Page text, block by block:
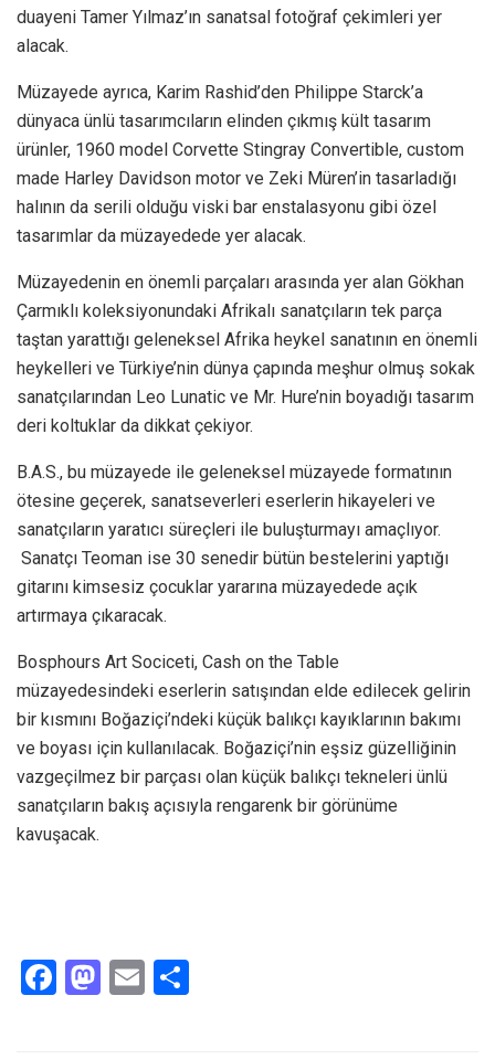
duayeni Tamer Yılmaz’ın sanatsal fotoğraf çekimleri yer
alacak.
Müzayede ayrıca, Karim Rashid’den Philippe Starck’a
dünyaca ünlü tasarımcıların elinden çıkmış kült tasarım
ürünler, 1960 model Corvette Stingray Convertible, custom
made Harley Davidson motor ve Zeki Müren’in tasarladığı
halının da serili olduğu viski bar enstalasyonu gibi özel
tasarımlar da müzayedede yer alacak.
Müzayedenin en önemli parçaları arasında yer alan Gökhan
Çarmıklı koleksiyonundaki Afrikalı sanatçıların tek parça
taştan yarattığı geleneksel Afrika heykel sanatının en önemli
heykelleri ve Türkiye’nin dünya çapında meşhur olmuş sokak
sanatçılarından Leo Lunatic ve Mr. Hure’nin boyadığı tasarım
deri koltuklar da dikkat çekiyor.
B.A.S., bu müzayede ile geleneksel müzayede formatının
ötesine geçerek, sanatseverleri eserlerin hikayeleri ve
sanatçıların yaratıcı süreçleri ile buluşturmayı amaçlıyor.
Sanatçı Teoman ise 30 senedir bütün bestelerini yaptığı
gitarını kimsesiz çocuklar yararına müzayedede açık
artırmaya çıkaracak.
Bosphours Art Sociceti, Cash on the Table
müzayedesindeki eserlerin satışından elde edilecek gelirin
bir kısmını Boğaziçi’ndeki küçük balıkçı kayıklarının bakımı
ve boyası için kullanılacak. Boğaziçi’nin eşsiz güzelliğinin
vazgeçilmez bir parçası olan küçük balıkçı tekneleri ünlü
sanatçıların bakış açısıyla rengarenk bir görünüme
kavuşacak.
F
M E